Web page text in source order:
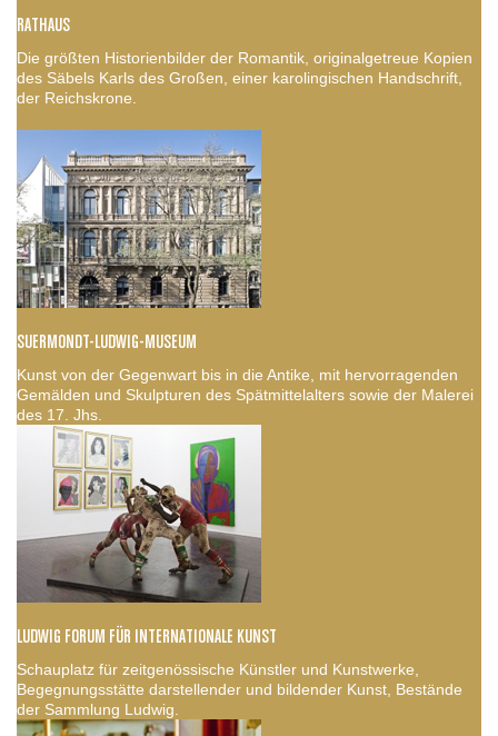
RATHAUS
Die größten Historienbilder der Romantik, originalgetreue Kopien
des Säbels Karls des Großen, einer karolingischen Handschrift,
der Reichskrone.
SUERMONDT-LUDWIG-MUSEUM
Kunst von der Gegenwart bis in die Antike, mit hervorragenden
Gemälden und Skulpturen des Spätmittelalters sowie der Malerei
des 17. Jhs.
LUDWIG FORUM FÜR INTERNATIONALE KUNST
Schauplatz für zeitgenössische Künstler und Kunstwerke,
Begegnungsstätte darstellender und bildender Kunst, Bestände
der Sammlung Ludwig.